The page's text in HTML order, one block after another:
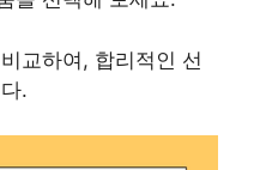
교하여, 합리적인 선
.